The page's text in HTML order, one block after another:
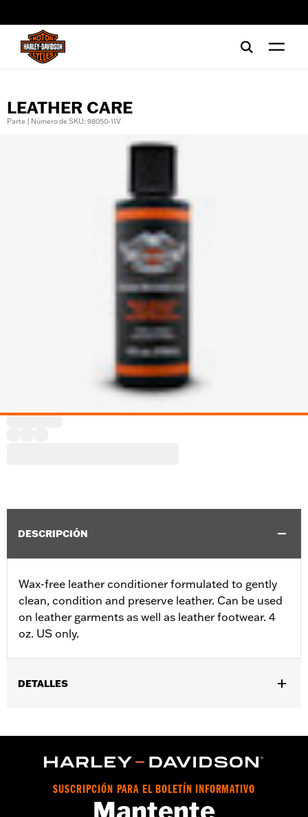
LEATHER CARE
Parte | Número de SKU: 98050-11V
DESCRIPCIÓN
Wax-free leather conditioner formulated to gently
clean, condition and preserve leather. Can be used
on leather garments as well as leather footwear. 4
oz. US only.
DETALLES
SUSCRIPCIÓN PARA EL BOLETÍN INFORMATIVO
Mantente